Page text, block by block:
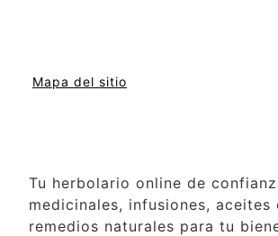
Mapa del sitio
Tu herbolario online de
medicinales, infusiones, aceites
remedios naturales para tu